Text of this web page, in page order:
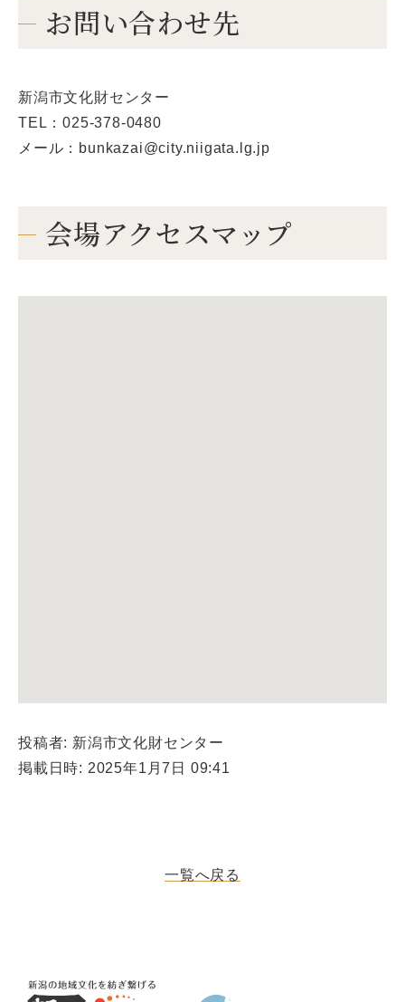
お問い合わせ先
新潟市文化財センター
TEL：025-378-0480
メール：bunkazai@city.niigata.lg.jp
会場アクセスマップ
投稿者: 新潟市文化財センター
掲載日時: 2025年1月7日 09:41
一覧へ戻る